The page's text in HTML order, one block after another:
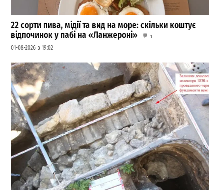
22 сорти пива, мідії та вид на море: скільки коштує
відпочинок у пабі на «Ланжероні»
1
01-08-2026 в 19:02